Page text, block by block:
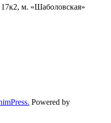
м. «Шаболовская»
Powered by